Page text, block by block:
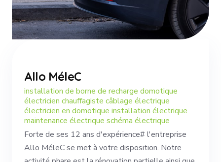
Allo MéleC
installation de borne de recharge domotique
électricien chauffagiste câblage électrique
électricien en domotique installation électrique
maintenance électrique schéma électrique
Forte de ses 12 ans d'expérience# l'entreprise
Allo MéleC se met à votre disposition. Notre